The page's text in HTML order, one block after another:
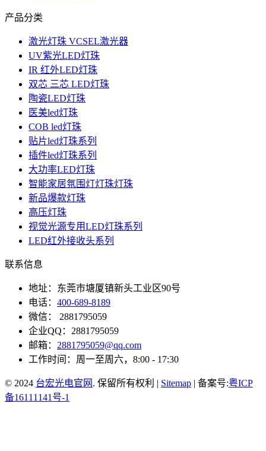
产品分类
激光灯珠 VCSEL激光器
UV紫光LED灯珠
IR 红外LED灯珠
双芯 三芯 LED灯珠
陶瓷LED灯珠
医美led灯珠
COB led灯珠
贴片led灯珠系列
插件led灯珠系列
大功率LED灯珠
智能家居氛围灯灯珠灯珠
新品爆款灯珠
高压灯珠
视觉光源专用LED灯珠系列
LED红外接收头系列
联系信息
地址：东莞市塘厦镇新头工业区90号
电话： 400-689-8189
微信： 2881795059
企业QQ：2881795059
邮箱： 2881795059@qq.com
工作时间：周一至周六，8:00 - 17:30
© 2024 台宏光电官网 . 保留所有权利 | Sitemap | 备案号:粤ICP
备16111141号-1